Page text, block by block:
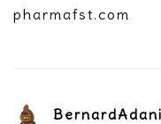
pharmafst.com
BernardAdani